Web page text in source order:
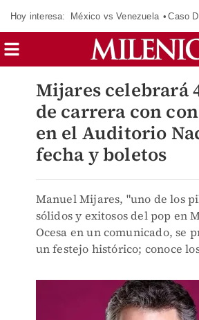
Hoy interesa: México vs Venezuela Caso
Mijares celebrará
de carrera con
en el Auditorio
fecha y boletos
Manuel Mijares, "uno de los
sólidos y exitosos del pop en
Ocesa en un comunicado, se
un festejo histórico; conoce